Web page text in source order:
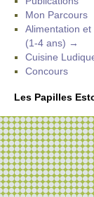
Mon Parcours
Alimentation et
(1-4 ans) →
Cuisine
Concours
Les Papilles